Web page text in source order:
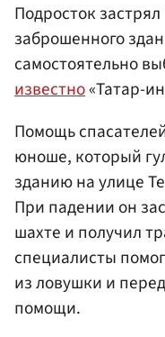
Подросток
заброшенного
самостоятельно
известно«Татар-
Помощь
юноше, который
зданию на улице
При падении он
шахте и получил
специалисты
из ловушки и
помощи.